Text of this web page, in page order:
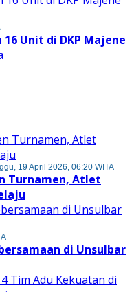
Unit di DKP Majene
19 April 2026, 06:20 WITA
Turnamen, Atlet
di Unsulbar